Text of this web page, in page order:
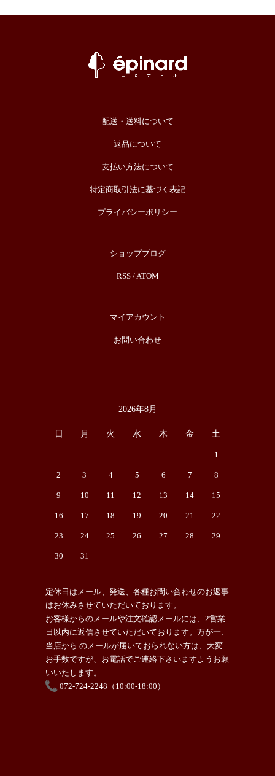
配送・送料について
返品について
支払い方法について
特定商取引法に基づく表記
プライバシーポリシー
ショップブログ
RSS/ ATOM
マイアカウント
お問い合わせ
2026年8月
日 月 火 水 木 金 土
1
2 3 4 5 6 7 8
9 10 11 12 13 14 15
16 17 18 19 20 21 22
23 24 25 26 27 28 29
30 31
定休日はメール、発送、各種お問い合わせのお返事
はお休みさせていただいております。
お客様からのメールや注文確認メールには、2営業
日以内に返信させていただいております。万が一、
当店から のメールが届いておられない方は、大変
お手数ですが、お電話でご連絡下さいますようお願
いいたします。
072-724-2248（10:00-18:00）